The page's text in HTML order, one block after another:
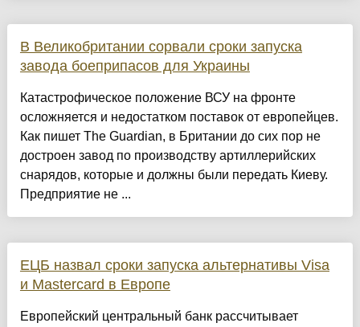
В Великобритании сорвали сроки запуска
завода боеприпасов для Украины
Катастрофическое положение ВСУ на фронте
осложняется и недостатком поставок от европейцев.
Как пишет The Guardian, в Британии до сих пор не
достроен завод по производству артиллерийских
снарядов, которые и должны были передать Киеву.
Предприятие не ...
ЕЦБ назвал сроки запуска альтернативы Visa
и Mastercard в Европе
Европейский центральный банк рассчитывает